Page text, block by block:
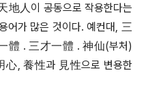
人이 공동으로 작용한다는
어가 많은 것이다. 예컨대, 三
體 . 三才一體 . 神仙(부처)
, 養性과 見性으로 변용한